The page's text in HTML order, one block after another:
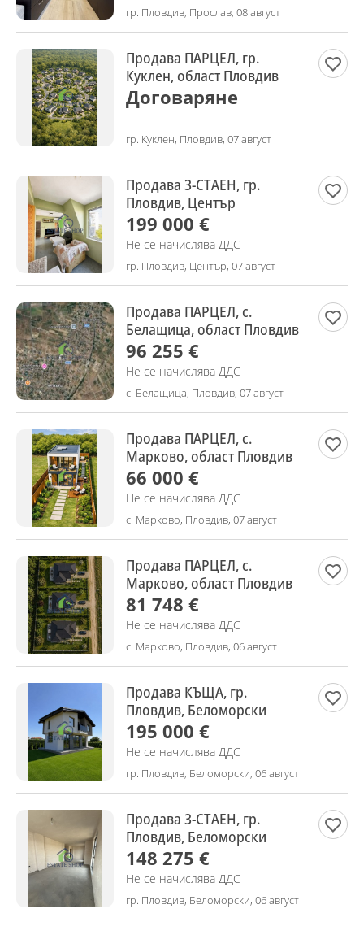
гр. Пловдив, Прослав, 08 август
Продава ПАРЦЕЛ, гр.
Куклен, област Пловдив
Договаряне
гр. Куклен, Пловдив, 07 август
Продава 3-СТАЕН, гр.
Пловдив, Център
199 000 €
Не се начислява ДДС
гр. Пловдив, Център, 07 август
Продава ПАРЦЕЛ, с.
Белащица, област Пловдив
96 255 €
Не се начислява ДДС
с. Белащица, Пловдив, 07 август
Продава ПАРЦЕЛ, с.
Марково, област Пловдив
66 000 €
Не се начислява ДДС
с. Марково, Пловдив, 07 август
Продава ПАРЦЕЛ, с.
Марково, област Пловдив
81 748 €
Не се начислява ДДС
с. Марково, Пловдив, 06 август
Продава КЪЩА, гр.
Пловдив, Беломорски
195 000 €
Не се начислява ДДС
гр. Пловдив, Беломорски, 06 август
Продава 3-СТАЕН, гр.
Пловдив, Беломорски
148 275 €
Не се начислява ДДС
гр. Пловдив, Беломорски, 06 август